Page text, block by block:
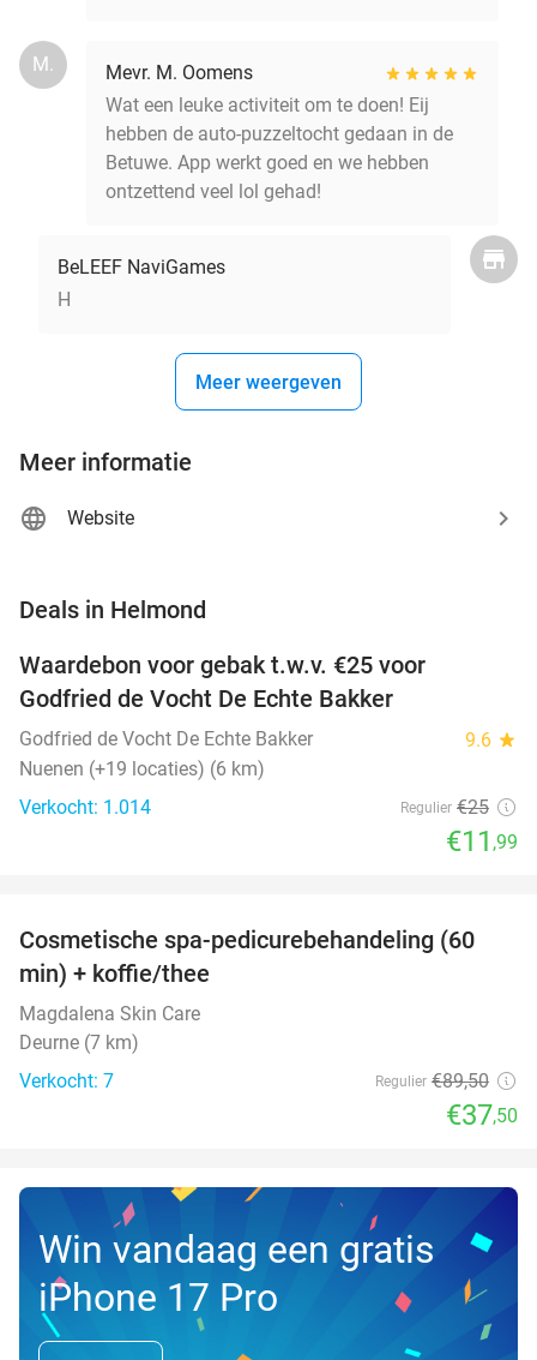
M.
Mevr. M. Oomens
Wat een leuke activiteit om te doen! Eij
hebben de auto-puzzeltocht gedaan in de
Betuwe. App werkt goed en we hebben
ontzettend veel lol gehad!
BeLEEF NaviGames
H
Meer weergeven
Meer informatie
Website
Deals in Helmond
Waardebon voor gebak t.w.v. €25 voor
Godfried de Vocht De Echte Bakker
Godfried de Vocht De Echte Bakker 9.6 star
Nuenen (+19 locaties) (6 km)
Verkocht: 1.014
Regulier €25
€11 ,99
58%
TODAY
Cosmetische spa-pedicurebehandeling (60
min) + koffie/thee
Magdalena Skin Care
Deurne (7 km)
Verkocht: 7
Regulier €89,50
€37,50
Win vandaag een gratis
iPhone 17 Pro